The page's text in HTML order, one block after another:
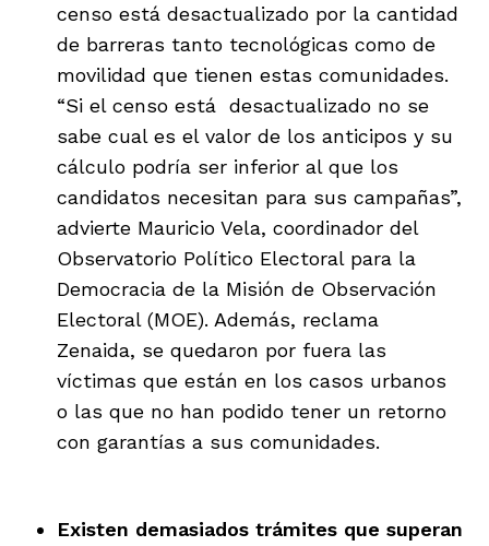
censo está desactualizado por la cantidad
de barreras tanto tecnológicas como de
movilidad que tienen estas comunidades.
“Si el censo está desactualizado no se
sabe cual es el valor de los anticipos y su
cálculo podría ser inferior al que los
candidatos necesitan para sus campañas”,
advierte Mauricio Vela, coordinador del
Observatorio Político Electoral para la
Democracia de la Misión de Observación
Electoral (MOE). Además, reclama
Zenaida, se quedaron por fuera las
víctimas que están en los casos urbanos
o las que no han podido tener un retorno
con garantías a sus comunidades.
Existen demasiados trámites que superan